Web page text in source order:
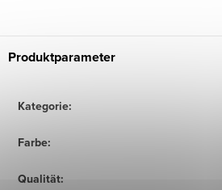
Produktparameter
Kategorie:
Farbe:
Qualität: